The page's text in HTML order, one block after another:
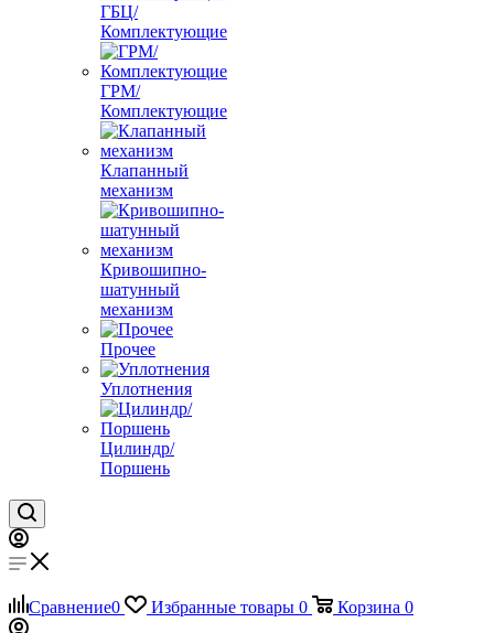
ГБЦ/
Комплектующие
ГРМ/
Комплектующие
Клапанный
механизм
Кривошипно-
шатунный
механизм
Прочее
Уплотнения
Цилиндр/
Поршень
Сравнение0 Избранные товары 0 Корзина 0